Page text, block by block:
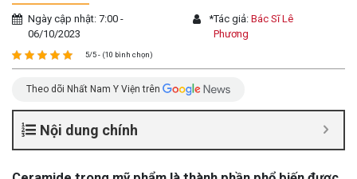
Ngày cập nhật: 7:00 -
06/10/2023
*Tác giả:Bác Sĩ Lê
Phương
5/5 - (10 bình chọn)
Theo dõi Nhất Nam Y Viện trên
Nội dung chính